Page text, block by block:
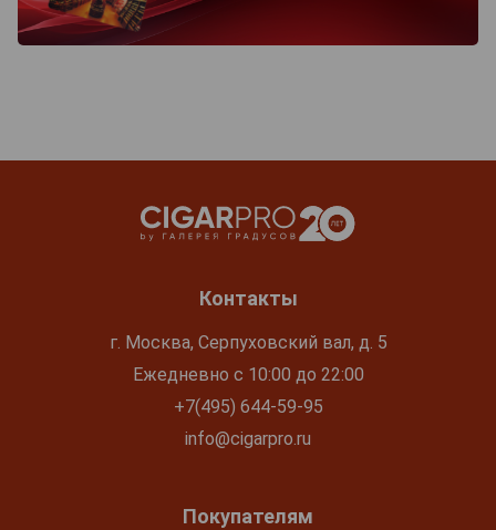
Контакты
г. Москва, Серпуховский вал, д. 5
Ежедневно с 10:00 до 22:00
+7(495) 644-59-95
info@cigarpro.ru
Покупателям